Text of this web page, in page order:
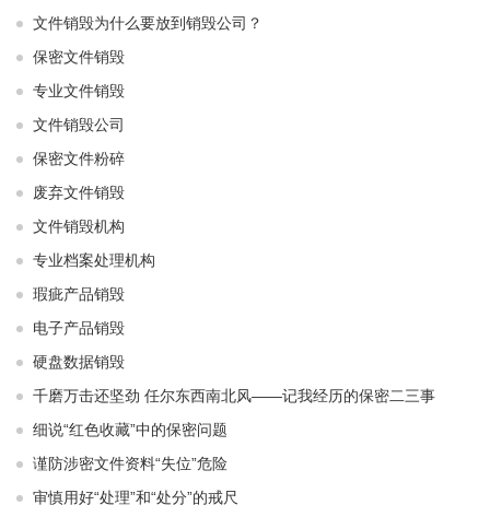
文件销毁为什么要放到销毁公司？
保密文件销毁
专业文件销毁
文件销毁公司
保密文件粉碎
废弃文件销毁
文件销毁机构
专业档案处理机构
瑕疵产品销毁
电子产品销毁
硬盘数据销毁
千磨万击还坚劲 任尔东西南北风——记我经历的保密二三事
细说“红色收藏”中的保密问题
谨防涉密文件资料“失位”危险
审慎用好“处理”和“处分”的戒尺